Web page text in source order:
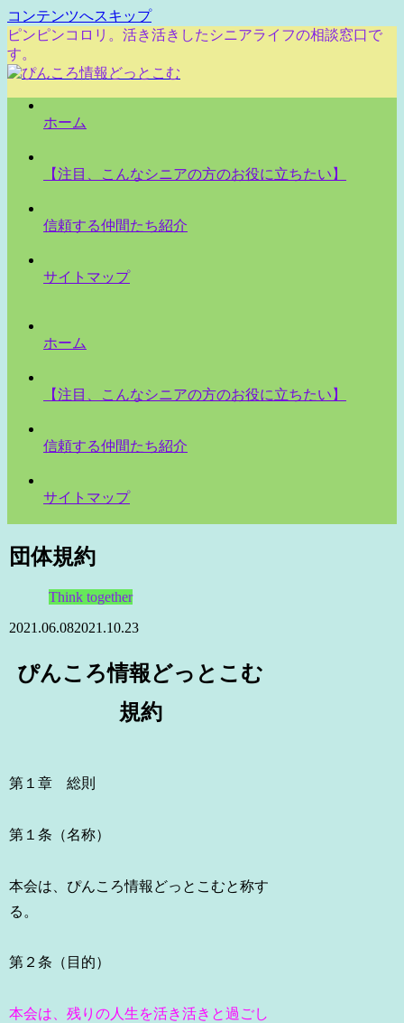
コンテンツへスキップ
ピンピンコロリ。活き活きしたシニアライフの相談窓口で
す。
ホーム
【注目、こんなシニアの方のお役に立ちたい】
信頼する仲間たち紹介
サイトマップ
ホーム
【注目、こんなシニアの方のお役に立ちたい】
信頼する仲間たち紹介
サイトマップ
団体規約
Think together
2021.06.082021.10.23
ぴんころ情報どっとこむ
規約
第１章 総則
第１条（名称）
本会は、ぴんころ情報どっとこむと称す
る。
第２条（目的）
本会は、残りの人生を活き活きと過ごし